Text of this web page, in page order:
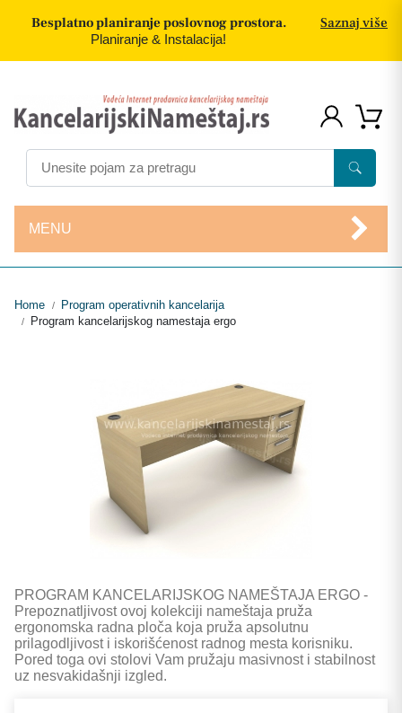
Besplatno planiranje poslovnog prostora.
Planiranje & Instalacija!
Saznaj više
MENU
Home / Program operativnih kancelarija
/ Program kancelarijskog namestaja ergo
PROGRAM KANCELARIJSKOG NAMEŠTAJA ERGO -
Prepoznatljivost ovoj kolekciji nameštaja pruža
ergonomska radna ploča koja pruža apsolutnu
prilagodljivost i iskorišćenost radnog mesta korisniku.
Pored toga ovi stolovi Vam pružaju masivnost i stabilnost
uz nesvakidašnji izgled.